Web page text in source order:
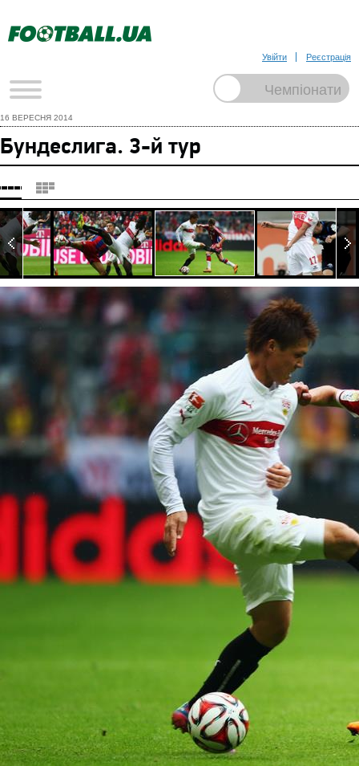
Увійти Реєстрація
16 ВЕРЕСНЯ 2014
Бундеслига. 3-й тур